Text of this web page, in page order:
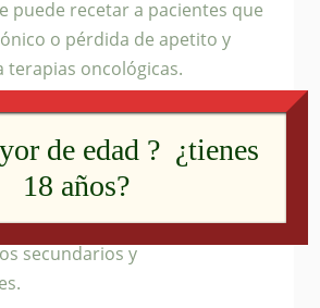
puede recetar a pacientes que
o pérdida de apetito y
terapias oncológicas.
limitaciones, por ejemplo, en
que padecen adicciones
o mujeres embarazadas. Es
consultar a un médico que
la terapia adecuada para evitar
secundarios y
de edad ? ¿tienes
18 años?